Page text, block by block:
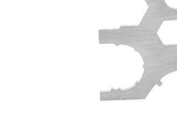
Geschlecht